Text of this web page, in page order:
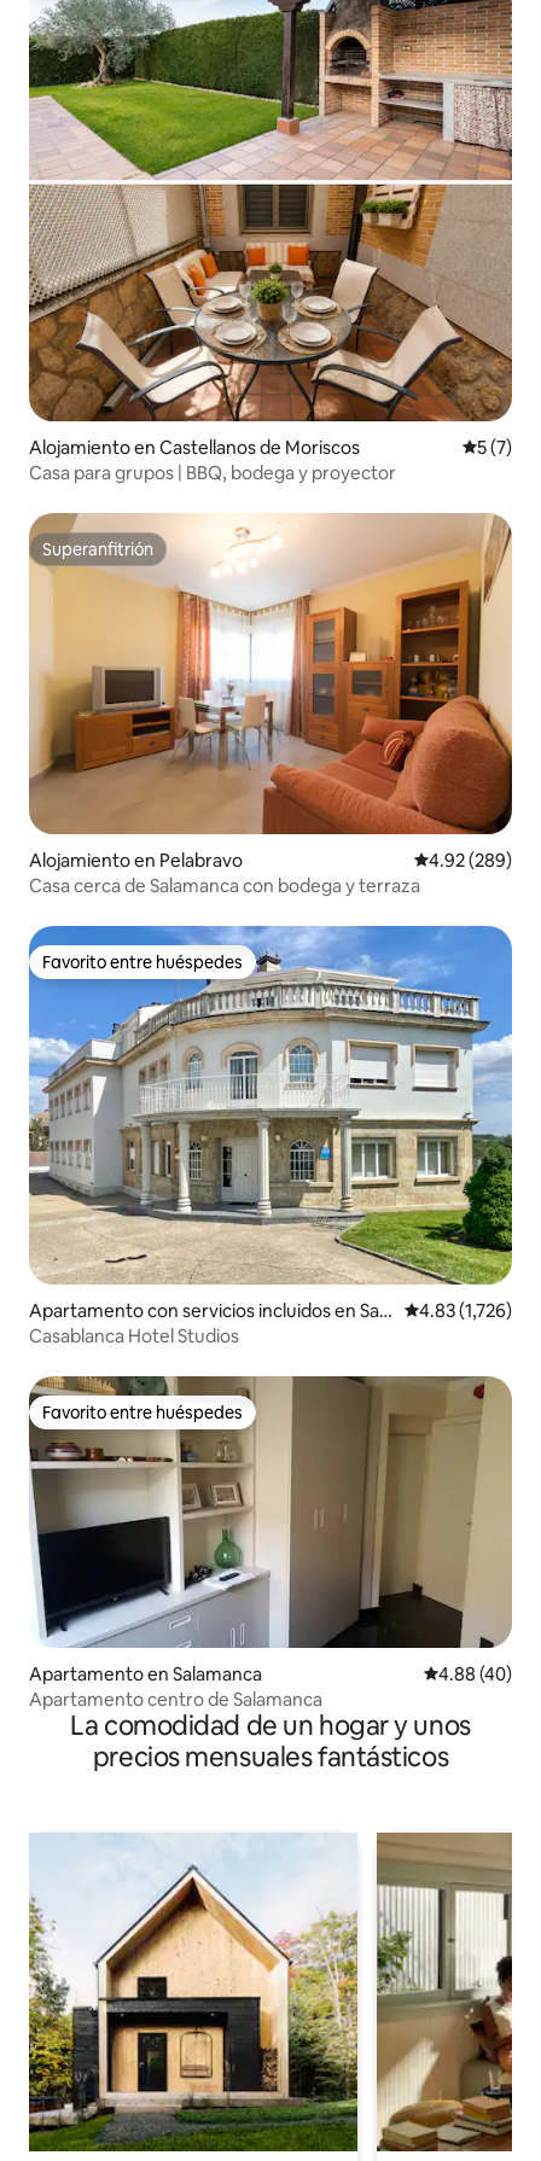
Alojamiento en Castellanos de Moriscos
5 (7)
Casa para grupos | BBQ, bodega y proyector
Superanfitrión
Superanfitrión
Alojamiento en Pelabravo Calificación
4.92 (289)
Casa cerca de Salamanca con bodega y terraza
Favorito entre huéspedes
Favorito entre huéspedes
Apartamento con servicios incluidos en San
ta Marta de Tormes
Calificación
4.83 (1,726)
Casablanca Hotel Studios
Favorito entre huéspedes
Favorito entre huéspedes
Apartamento en Salamanca Calificación
4.88 (40)
Apartamento centro de Salamanca
La comodidad de un hogar y unos
precios mensuales fantásticos